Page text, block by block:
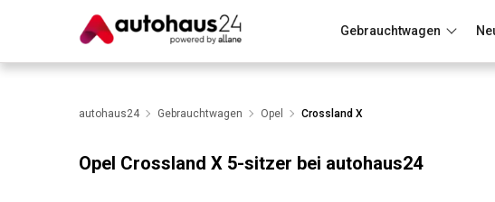
Gebrauchtwagen
Wir bewerten dein AutoRund um die Inzahlungnahme
autohaus24 Gebrauchtwagen Opel Crossland X
Opel Crossland X 5-sitzer bei autohaus24